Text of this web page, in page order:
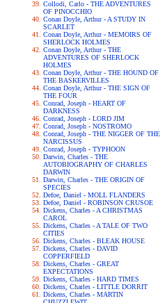
Collodi, Carlo - THE ADVENTURES
OF PINOCCHIO
Conan Doyle, Arthur - A STUDY IN
SCARLET
Conan Doyle, Arthur - MEMOIRS OF
SHERLOCK HOLMES
Conan Doyle, Arthur - THE
ADVENTURES OF SHERLOCK
HOLMES
Conan Doyle, Arthur - THE HOUND OF
THE BASKERVILLES
Conan Doyle, Arthur - THE SIGN OF
THE FOUR
Conrad, Joseph - HEART OF
DARKNESS
Conrad, Joseph - LORD JIM
Conrad, Joseph - NOSTROMO
Conrad, Joseph - THE NIGGER OF THE
NARCISSUS
Conrad, Joseph - TYPHOON
Darwin, Charles - THE
AUTOBIOGRAPHY OF CHARLES
DARWIN
Darwin, Charles - THE ORIGIN OF
SPECIES
Defoe, Daniel - MOLL FLANDERS
Defoe, Daniel - ROBINSON CRUSOE
Dickens, Charles - A CHRISTMAS
CAROL
Dickens, Charles - A TALE OF TWO
CITIES
Dickens, Charles - BLEAK HOUSE
Dickens, Charles - DAVID
COPPERFIELD
Dickens, Charles - GREAT
EXPECTATIONS
Dickens, Charles - HARD TIMES
Dickens, Charles - LITTLE DORRIT
Dickens, Charles - MARTIN